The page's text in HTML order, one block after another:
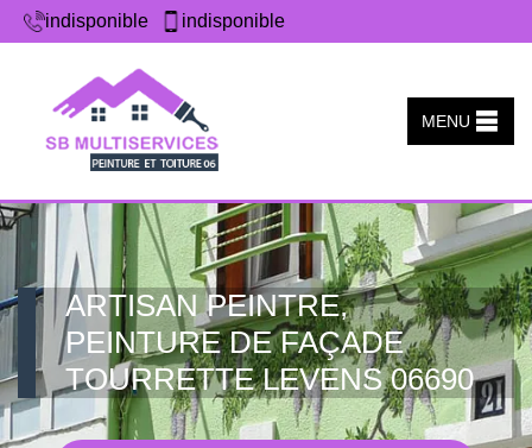
indisponible indisponible
MENU
ARTISAN PEINTRE,
PEINTURE DE FAÇADE
TOURRETTE LEVENS 06690